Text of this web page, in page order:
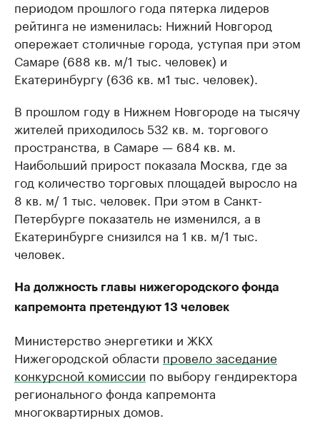
периодом прошлого года пятерка лидеров
рейтинга не изменилась: Нижний Новгород
опережает столичные города, уступая при этом
Самаре (688 кв. м/1 тыс. человек) и
Екатеринбургу (636 кв. м1 тыс. человек).
В прошлом году в Нижнем Новгороде на тысячу
жителей приходилось 532 кв. м. торгового
пространства, в Самаре — 684 кв. м.
Наибольший прирост показала Москва, где за
год количество торговых площадей выросло на
8 кв. м/ 1 тыс. человек. При этом в Санкт-
Петербурге показатель не изменился, а в
Екатеринбурге снизился на 1 кв. м/1 тыс.
человек.
На должность главы нижегородского фонда
капремонта претендуют 13 человек
Министерство энергетики и ЖКХ
Нижегородской области провело заседание
конкурсной комиссии по выбору гендиректора
регионального фонда капремонта
многоквартирных домов.